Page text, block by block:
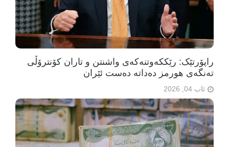
راپۆرتێک: رێککەوتنەکەی واشنتن و تاران کۆنترۆڵی
تەنگەی هورمز دەداتە دەست ئێران
ئاب 04, 2026